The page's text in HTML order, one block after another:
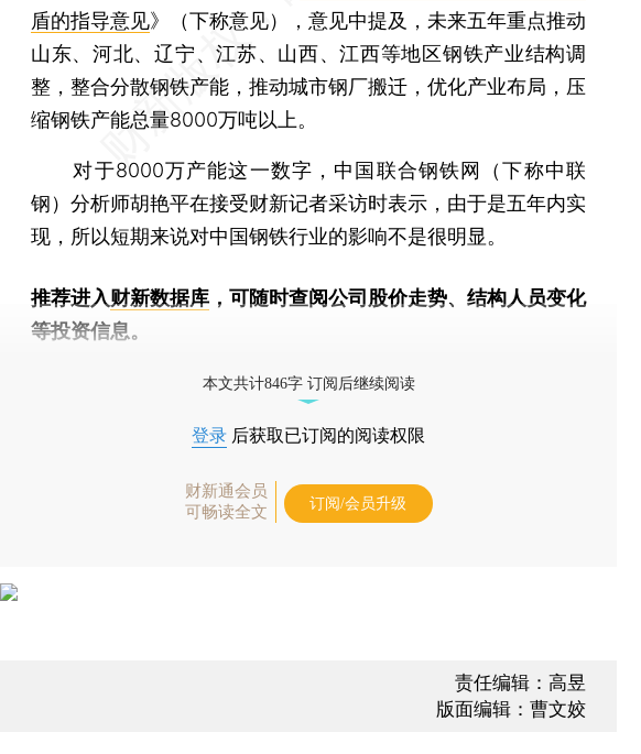
盾的指导意见》（下称意见），意见中提及，未来五年重点推动
山东、河北、辽宁、江苏、山西、江西等地区钢铁产业结构调
整，整合分散钢铁产能，推动城市钢厂搬迁，优化产业布局，压
缩钢铁产能总量8000万吨以上。
对于8000万产能这一数字，中国联合钢铁网（下称中联
钢）分析师胡艳平在接受财新记者采访时表示，由于是五年内实
现，所以短期来说对中国钢铁行业的影响不是很明显。
推荐进入财新数据库 ，可随时查阅公司股价走势、结构人员变化
等投资信息。
本文共计846字 订阅后继续阅读
登录 后获取已订阅的阅读权限
财新通会员
可畅读全文
订阅/会员升级
责任编辑：高昱
版面编辑：曹文姣